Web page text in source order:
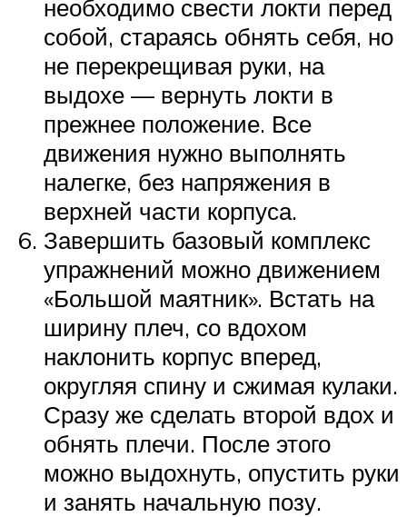
необходимо свести локти перед
собой, стараясь обнять себя, но
не перекрещивая руки, на
выдохе — вернуть локти в
прежнее положение. Все
движения нужно выполнять
налегке, без напряжения в
верхней части корпуса.
Завершить базовый комплекс
упражнений можно движением
«Большой маятник». Встать на
ширину плеч, со вдохом
наклонить корпус вперед,
округляя спину и сжимая кулаки.
Сразу же сделать второй вдох и
обнять плечи. После этого
можно выдохнуть, опустить руки
и занять начальную позу.